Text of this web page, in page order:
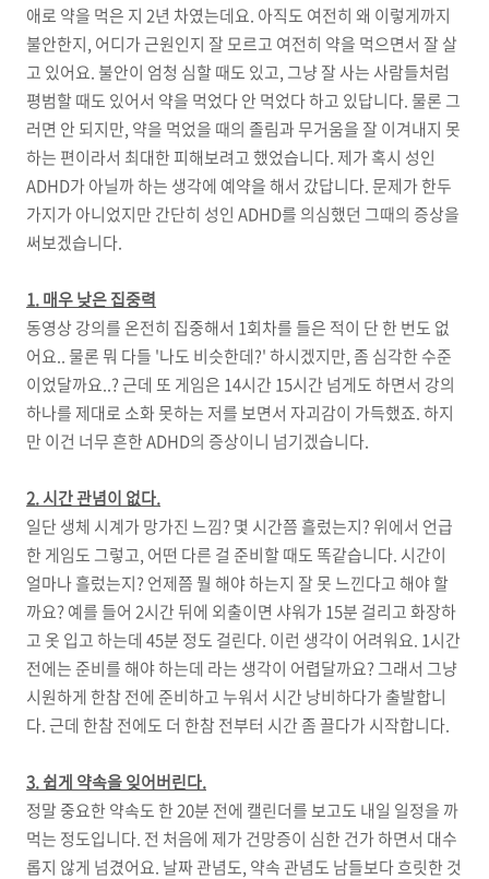
애로 약을 먹은 지 2년 차였는데요. 아직도 여전히 왜 이렇게까지
불안한지, 어디가 근원인지 잘 모르고 여전히 약을 먹으면서 잘 살
고 있어요. 불안이 엄청 심할 때도 있고, 그냥 잘 사는 사람들처럼
평범할 때도 있어서 약을 먹었다 안 먹었다 하고 있답니다. 물론 그
러면 안 되지만, 약을 먹었을 때의 졸림과 무거움을 잘 이겨내지 못
하는 편이라서 최대한 피해보려고 했었습니다. 제가 혹시 성인
ADHD가 아닐까 하는 생각에 예약을 해서 갔답니다. 문제가 한두
가지가 아니었지만 간단히 성인 ADHD를 의심했던 그때의 증상을
써보겠습니다.
1. 매우 낮은 집중력
동영상 강의를 온전히 집중해서 1회차를 들은 적이 단 한 번도 없
어요.. 물론 뭐 다들 '나도 비슷한데?' 하시겠지만, 좀 심각한 수준
이었달까요..? 근데 또 게임은 14시간 15시간 넘게도 하면서 강의
하나를 제대로 소화 못하는 저를 보면서 자괴감이 가득했죠. 하지
만 이건 너무 흔한 ADHD의 증상이니 넘기겠습니다.
2. 시간 관념이 없다.
일단 생체 시계가 망가진 느낌? 몇 시간쯤 흘렀는지? 위에서 언급
한 게임도 그렇고, 어떤 다른 걸 준비할 때도 똑같습니다. 시간이
얼마나 흘렀는지? 언제쯤 뭘 해야 하는지 잘 못 느낀다고 해야 할
까요? 예를 들어 2시간 뒤에 외출이면 샤워가 15분 걸리고 화장하
고 옷 입고 하는데 45분 정도 걸린다. 이런 생각이 어려워요. 1시간
전에는 준비를 해야 하는데 라는 생각이 어렵달까요? 그래서 그냥
시원하게 한참 전에 준비하고 누워서 시간 낭비하다가 출발합니
다. 근데 한참 전에도 더 한참 전부터 시간 좀 끌다가 시작합니다.
3. 쉽게 약속을 잊어버린다.
정말 중요한 약속도 한 20분 전에 캘린더를 보고도 내일 일정을 까
먹는 정도입니다. 전 처음에 제가 건망증이 심한 건가 하면서 대수
롭지 않게 넘겼어요. 날짜 관념도, 약속 관념도 남들보다 흐릿한 것